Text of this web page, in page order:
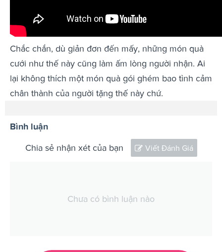
Chắc chắn, dù giản đơn đến mấy, những món quà
cưới như thế này cũng làm ấm lòng người nhận. Ai
lại không thích một món quà gói ghém bao tình cảm
chân thành của người tặng thế này chứ.
Bình luận
Chia sẻ nhận xét của bạn Viết Đánh Giá
Chưa có bình luận nào